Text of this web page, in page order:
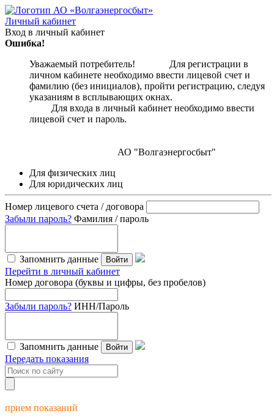
Личный кабинет
Вход в личный кабинет
Ошибка!
Уважаемый потребитель! Для регистрации в
личном кабинете необходимо ввести лицевой счет и
фамилию (без инициалов), пройти регистрацию, следуя
указаниям в всплывающих окнах.
Для входа в личный кабинет необходимо ввести
лицевой счет и пароль.
АО "Волгаэнергосбыт"
Для физических лиц
Для юридических лиц
Номер лицевого счета / договора
Забыли пароль? Фамилия / пароль
Запомнить данные Войти
Перейти в личный кабинет
Номер договора (буквы и цифры, без пробелов)
Забыли пароль? ИНН/Пароль
Запомнить данные Войти
Передать показания
прием показаний